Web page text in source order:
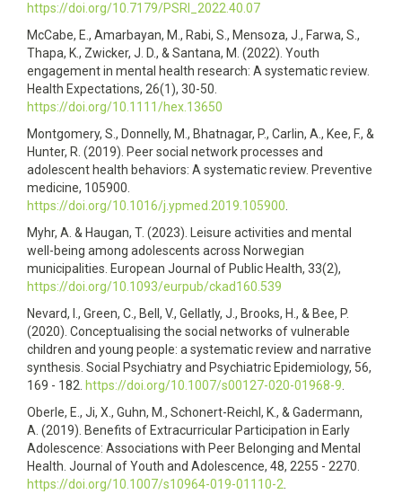
https://doi.org/10.7179/PSRI_2022.40.07
McCabe, E., Amarbayan, M., Rabi, S., Mensoza, J., Farwa, S.,
Thapa, K., Zwicker, J. D., & Santana, M. (2022). Youth
engagement in mental health research: A systematic review.
Health Expectations, 26(1), 30-50.
https://doi.org/10.1111/hex.13650
Montgomery, S., Donnelly, M., Bhatnagar, P., Carlin, A., Kee, F., &
Hunter, R. (2019). Peer social network processes and
adolescent health behaviors: A systematic review. Preventive
medicine, 105900.
https://doi.org/10.1016/j.ypmed.2019.105900
Myhr, A. & Haugan, T. (2023). Leisure activities and mental
well-being among adolescents across Norwegian
municipalities. European Journal of Public Health, 33(2),
https://doi.org/10.1093/eurpub/ckad160.539
Nevard, I., Green, C., Bell, V., Gellatly, J., Brooks, H., & Bee, P.
(2020). Conceptualising the social networks of vulnerable
children and young people: a systematic review and narrative
synthesis. Social Psychiatry and Psychiatric Epidemiology, 56,
169 - 182. https://doi.org/10.1007/s00127-020-01968-9
Oberle, E., Ji, X., Guhn, M., Schonert-Reichl, K., & Gadermann,
A. (2019). Benefits of Extracurricular Participation in Early
Adolescence: Associations with Peer Belonging and Mental
Health. Journal of Youth and Adolescence, 48, 2255 - 2270.
https://doi.org/10.1007/s10964-019-01110-2